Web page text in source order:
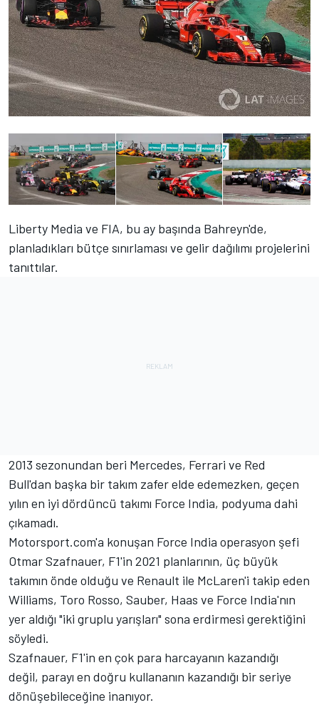
Liberty Media ve FIA, bu ay başında Bahreyn'de,
planladıkları bütçe sınırlaması ve gelir dağılımı projelerini
tanıttılar.
2013 sezonundan beri Mercedes, Ferrari ve Red
Bull'dan başka bir takım zafer elde edemezken, geçen
yılın en iyi dördüncü takımı Force India, podyuma dahi
çıkamadı.
Motorsport.com'a konuşan Force India operasyon şefi
Otmar Szafnauer, F1'in 2021 planlarının, üç büyük
takımın önde olduğu ve Renault ile McLaren'i takip eden
Williams, Toro Rosso, Sauber, Haas ve Force India'nın
yer aldığı "iki gruplu yarışları" sona erdirmesi gerektiğini
söyledi.
Szafnauer, F1'in en çok para harcayanın kazandığı
değil, parayı en doğru kullananın kazandığı bir seriye
dönüşebileceğine inanıyor.